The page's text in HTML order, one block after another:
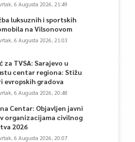
6 Augusta 2026, 21:49
luksuznih i sportskih
na Vilsonovom
6 Augusta 2026, 21:03
za TVSA: Sarajevo u
centar regiona: Stižu
evropskih gradova
6 Augusta 2026, 20:48
Centar: Objavljen javni
organizacijama civilnog
2026
6 Augusta 2026, 20:07